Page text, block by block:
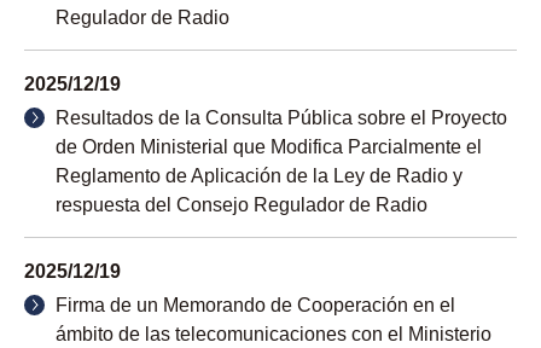
Regulador de Radio
2025/12/19
Resultados de la Consulta Pública sobre el Proyecto
de Orden Ministerial que Modifica Parcialmente el
Reglamento de Aplicación de la Ley de Radio y
respuesta del Consejo Regulador de Radio
2025/12/19
Firma de un Memorando de Cooperación en el
ámbito de las telecomunicaciones con el Ministerio